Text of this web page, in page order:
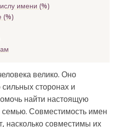
имени (%)
(%)
велико. Оно
сильных сторонах и
найти настоящую
семью. Совместимость имен
насколько совместимы их